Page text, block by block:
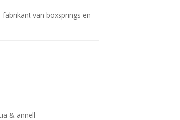
van boxsprings en
& annell